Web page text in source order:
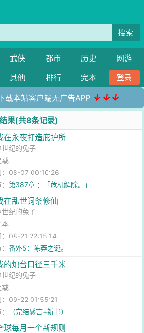
搜索
武侠 都市 历史
网游
其他 排行 完本 登录
载本站客户端无广告APP ↓↓↓
果(共8条记录)
在永夜打造庇护所
世纪的兔子
载
：08-07 00:10:26
：第387章 ：「危机解除。」
在乱世词条修仙
世纪的兔子
本
：08-21 22:15:14
：番外5：陈莽之诞。
的炮台口径三千米
世纪的兔子
载
：09-22 01:55:21
（完结感言+新书）
球每月一个新规则